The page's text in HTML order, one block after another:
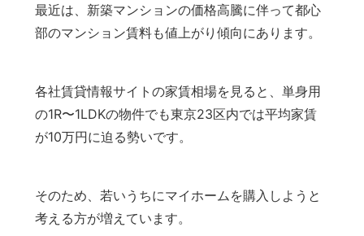
最近は、新築マンションの価格高騰に伴って都心
部のマンション賃料も値上がり傾向にあります。
各社賃貸情報サイトの家賃相場を見ると、単身用
の1R〜1LDKの物件でも東京23区内では平均家賃
が10万円に迫る勢いです。
そのため、若いうちにマイホームを購入しようと
考える方が増えています。